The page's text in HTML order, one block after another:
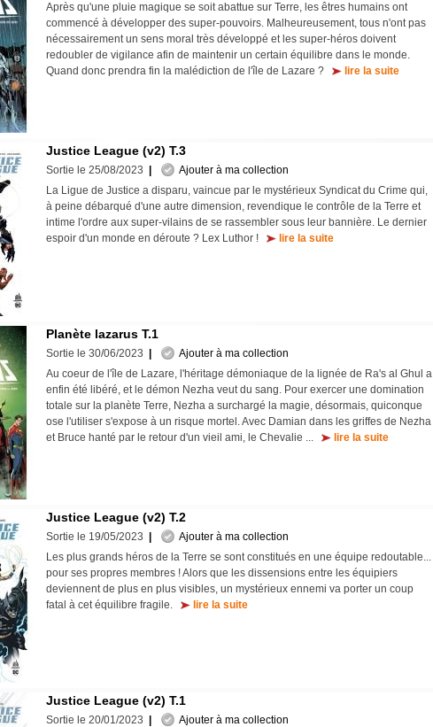
Après qu'une pluie magique se soit abattue sur Terre, les êtres humains ont
commencé à développer des super-pouvoirs. Malheureusement, tous n'ont pas
nécessairement un sens moral très développé et les super-héros doivent
redoubler de vigilance afin de maintenir un certain équilibre dans le monde.
Quand donc prendra fin la malédiction de l'île de Lazare ?
lire la suite
Justice League (v2) T.3
Sortie le 25/08/2023
Ajouter à ma collection
La Ligue de Justice a disparu, vaincue par le mystérieux Syndicat du Crime qui,
à peine débarqué d'une autre dimension, revendique le contrôle de la Terre et
intime l'ordre aux super-vilains de se rassembler sous leur bannière. Le dernier
espoir d'un monde en déroute ? Lex Luthor !
lire la suite
Planète lazarus T.1
Sortie le 30/06/2023
Ajouter à ma collection
Au coeur de l'île de Lazare, l'héritage démoniaque de la lignée de Ra's al Ghul a
enfin été libéré, et le démon Nezha veut du sang. Pour exercer une domination
totale sur la planète Terre, Nezha a surchargé la magie, désormais, quiconque
ose l'utiliser s'expose à un risque mortel. Avec Damian dans les griffes de Nezha
et Bruce hanté par le retour d'un vieil ami, le Chevalie ...
lire la suite
Justice League (v2) T.2
Sortie le 19/05/2023
Ajouter à ma collection
Les plus grands héros de la Terre se sont constitués en une équipe redoutable...
pour ses propres membres ! Alors que les dissensions entre les équipiers
deviennent de plus en plus visibles, un mystérieux ennemi va porter un coup
fatal à cet équilibre fragile.
lire la suite
Justice League (v2) T.1
Sortie le 20/01/2023
Ajouter à ma collection